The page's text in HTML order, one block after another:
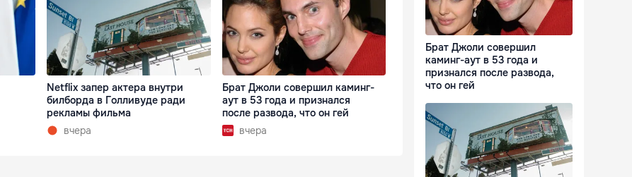
Netflix запер актера внутри
билборда в Голливуде ради
рекламы фильма
вчера
Брат Джоли совершил каминг-
аут в 53 года и признался
после развода, что он гей
вчера
Брат Джоли совершил
каминг-аут в 53 года и
признался после развода,
что он гей